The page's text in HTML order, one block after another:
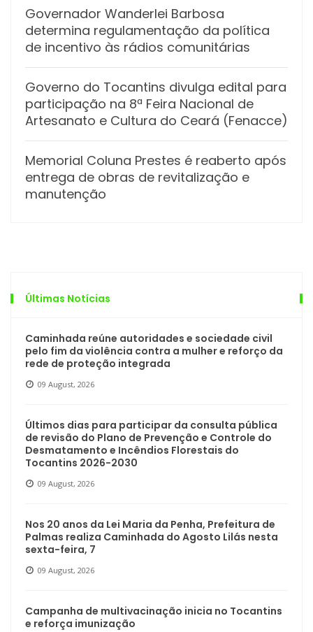
Governador Wanderlei Barbosa
determina regulamentação da política
de incentivo às rádios comunitárias
Governo do Tocantins divulga edital para
participação na 8ª Feira Nacional de
Artesanato e Cultura do Ceará (Fenacce)
Memorial Coluna Prestes é reaberto após
entrega de obras de revitalização e
manutenção
Últimas Notícias
Caminhada reúne autoridades e sociedade civil
pelo fim da violência contra a mulher e reforço da
rede de proteção integrada
09 August, 2026
Últimos dias para participar da consulta pública
de revisão do Plano de Prevenção e Controle do
Desmatamento e Incêndios Florestais do
Tocantins 2026-2030
09 August, 2026
Nos 20 anos da Lei Maria da Penha, Prefeitura de
Palmas realiza Caminhada do Agosto Lilás nesta
sexta-feira, 7
09 August, 2026
Campanha de multivacinação inicia no Tocantins
e reforça imunização